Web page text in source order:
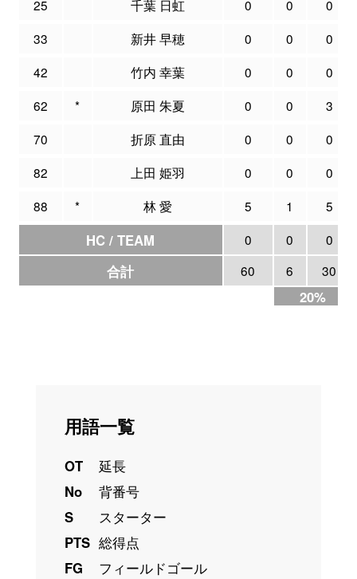
25 千葉 日虹 0 0
0
33
新井 早穂 0 0
0
42
竹内 幸葉 0 0
0
62
* 原田 朱夏 0 0
3
70
折原 直由 0 0
0
82
上田 姫羽 0 0
0
88
* 林 愛 5 1 5
HC / TEAM 0 0 0
合計 60 6 30
20%
用語一覧
OT
延長
No
背番号
S
スターター
PTS 総得点
FG
フィールドゴール